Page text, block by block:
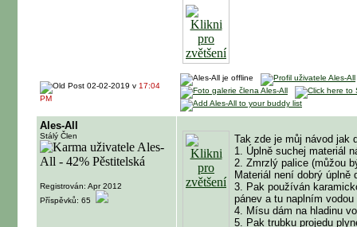
02-02-2019 v 17:04
PM
Ales-All
Stálý Člen
Registrován: Apr 2012
Příspěvků: 65
Tak zde je můj návod jak
1. Úplně suchej materiál
2. Zmrzlý palice (můžou
Materiál není dobrý
3. Pak používán
pánev a tu naplním
4. Mísu dám na hladinu
5. Pak trubku projedu